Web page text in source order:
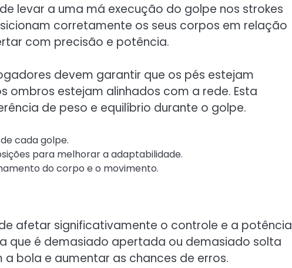
levar a uma má execução do golpe nos strokes
corretamente os seus corpos em relação
com precisão e potência.
devem garantir que os pés estejam
ombros estejam alinhados com a rede. Esta
de peso e equilíbrio durante o golpe.
cada golpe.
para melhorar a adaptabilidade.
do corpo e o movimento.
afetar significativamente o controle e a potência
que é demasiado apertada ou demasiado solta
bola e aumentar as chances de erros.